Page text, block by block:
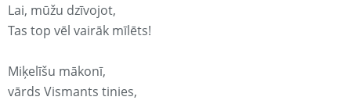
Lai, mūžu dzīvojot,
Tas top vēl vairāk mīlēts!
Miķelīšu mākonī,
vārds Vismants tinies,